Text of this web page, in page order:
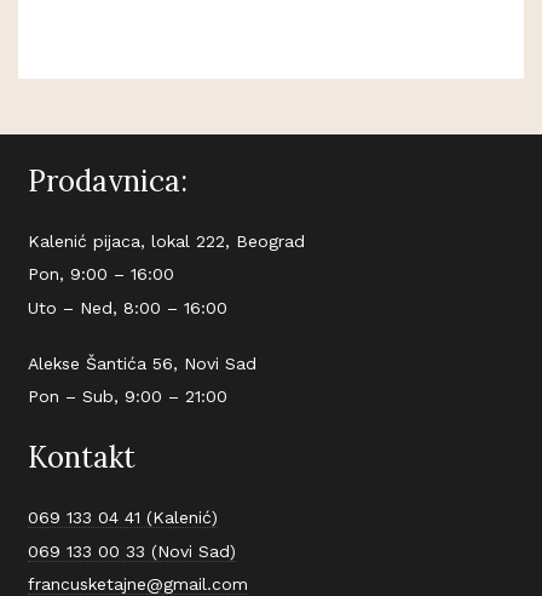
Prodavnica:
Kalenić pijaca, lokal 222, Beograd
Pon, 9:00 – 16:00
Uto – Ned, 8:00 – 16:00
Alekse Šantića 56, Novi Sad
Pon – Sub, 9:00 – 21:00
Kontakt
069 133 04 41 (Kalenić)
069 133 00 33 (Novi Sad)
francusketajne@gmail.com